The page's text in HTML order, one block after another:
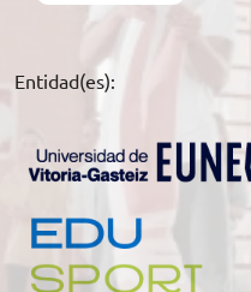
BECAS Y FINANCIACIÓN
RECURSOS EDUCATIVOS
ARTÍCULOS
ORIENTACIÓN LABORAL
TRABAJA CON NOSOTROS
Entidad(es):